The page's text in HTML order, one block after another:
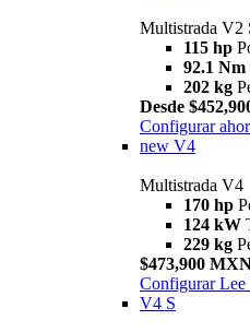
Multistrada V2
115 hp
92.1 Nm
202 kg
Desde
Configurar
new V4
Multistrada V4
170 hp
124 kW
229 kg
$473,900
Configurar Lee
V4 S